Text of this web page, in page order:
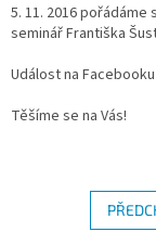
5. 11. 2016
seminář Františka
Událost na
Těšíme se na Vás!